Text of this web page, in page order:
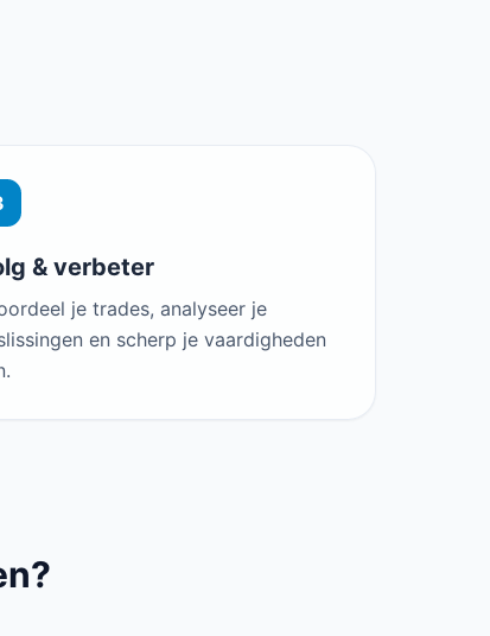
& verbeter
je trades, analyseer je
en scherp je vaardigheden